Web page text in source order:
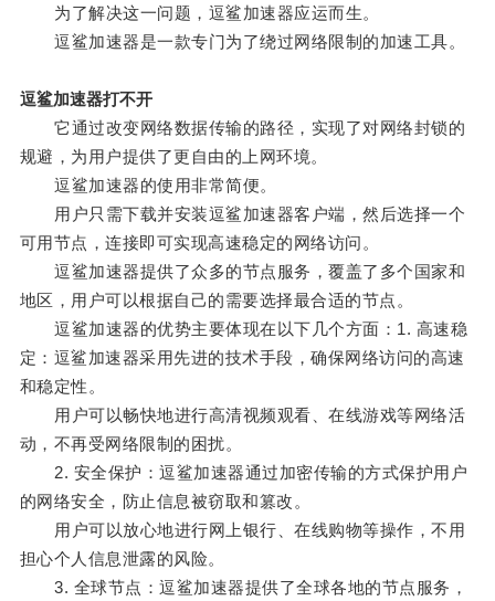
为了解决这一问题，逗鲨加速器应运而生。
逗鲨加速器是一款专门为了绕过网络限制的加速工具。
逗鲨加速器打不开
它通过改变网络数据传输的路径，实现了对网络封锁的
规避，为用户提供了更自由的上网环境。
逗鲨加速器的使用非常简便。
用户只需下载并安装逗鲨加速器客户端，然后选择一个
可用节点，连接即可实现高速稳定的网络访问。
逗鲨加速器提供了众多的节点服务，覆盖了多个国家和
地区，用户可以根据自己的需要选择最合适的节点。
逗鲨加速器的优势主要体现在以下几个方面：1. 高速稳
定：逗鲨加速器采用先进的技术手段，确保网络访问的高速
和稳定性。
用户可以畅快地进行高清视频观看、在线游戏等网络活
动，不再受网络限制的困扰。
2. 安全保护：逗鲨加速器通过加密传输的方式保护用户
的网络安全，防止信息被窃取和篡改。
用户可以放心地进行网上银行、在线购物等操作，不用
担心个人信息泄露的风险。
3. 全球节点：逗鲨加速器提供了全球各地的节点服务，